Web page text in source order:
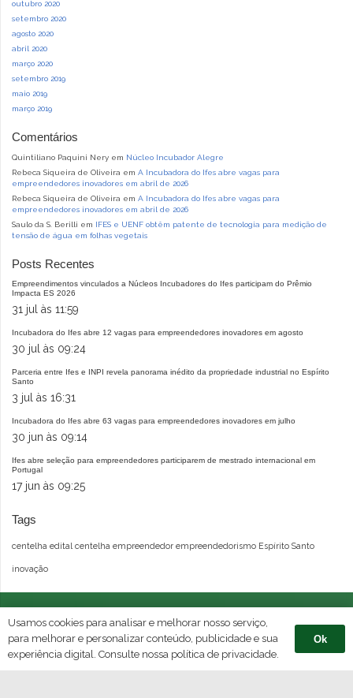
outubro 2020
setembro 2020
agosto 2020
abril 2020
março 2020
setembro 2019
maio 2019
março 2019
Comentários
Quintiliano Paquini Nery em Núcleo Incubador Alegre
Rebeca Siqueira de Oliveira em A Incubadora do Ifes abre vagas para
empreendedores inovadores em abril de 2026
Rebeca Siqueira de Oliveira em A Incubadora do Ifes abre vagas para
empreendedores inovadores em abril de 2026
Saulo da S. Berilli em IFES e UENF obtêm patente de tecnologia para medição de
tensão de água em folhas vegetais
Posts Recentes
Empreendimentos vinculados a Núcleos Incubadores do Ifes participam do Prêmio
Impacta ES 2026
31 jul às 11:59
Incubadora do Ifes abre 12 vagas para empreendedores inovadores em agosto
30 jul às 09:24
Parceria entre Ifes e INPI revela panorama inédito da propriedade industrial no Espírito
Santo
3 jul às 16:31
Incubadora do Ifes abre 63 vagas para empreendedores inovadores em julho
30 jun às 09:14
Ifes abre seleção para empreendedores participarem de mestrado internacional em
Portugal
17 jun às 09:25
Tags
centelha edital centelha empreendedor empreendedorismo Espírito Santo
inovação
Usamos cookies para analisar e melhorar nosso serviço,
para melhorar e personalizar conteúdo, publicidade e sua
experiência digital. Consulte nossa política de privacidade.
Ok